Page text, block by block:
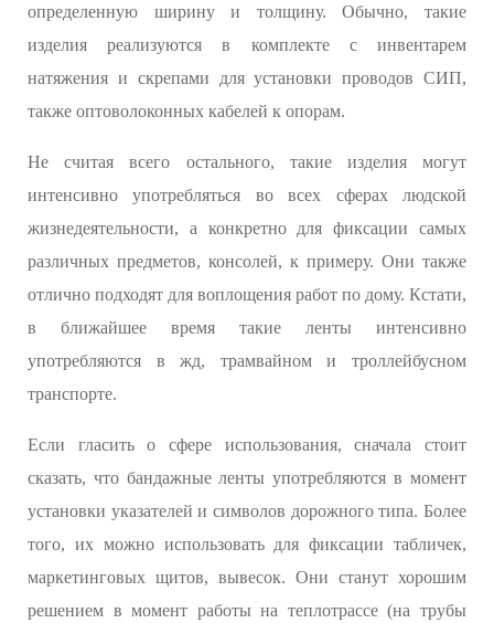
определенную ширину и толщину. Обычно, такие
изделия реализуются в комплекте с инвентарем
натяжения и скрепами для установки проводов СИП,
также оптоволоконных кабелей к опорам.
Не считая всего остального, такие изделия могут
интенсивно употребляться во всех сферах людской
жизнедеятельности, а конкретно для фиксации самых
различных предметов, консолей, к примеру. Они также
отлично подходят для воплощения работ по дому. Кстати,
в ближайшее время такие ленты интенсивно
употребляются в жд, трамвайном и троллейбусном
транспорте.
Если гласить о сфере использования, сначала стоит
сказать, что бандажные ленты употребляются в момент
установки указателей и символов дорожного типа. Более
того, их можно использовать для фиксации табличек,
маркетинговых щитов, вывесок. Они станут хорошим
решением в момент работы на теплотрассе (на трубы